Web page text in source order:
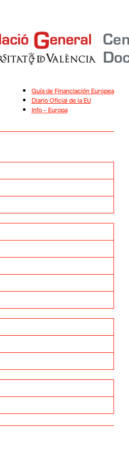
Guía de Financiación Europea
Diario Oficial de la EU
Info – Europa